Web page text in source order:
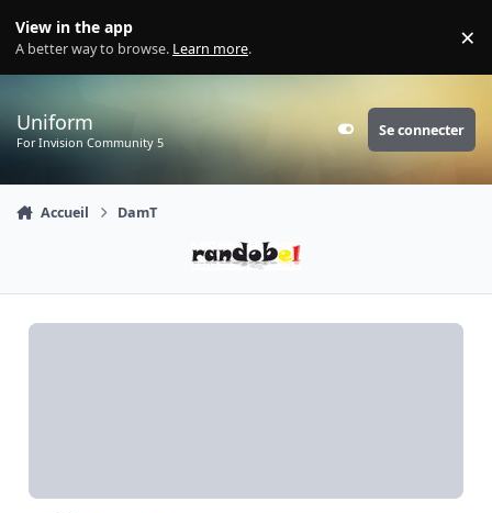
View in the app
A better way to browse. Learn more. ×
Uniform
For Invision Community 5 Customizer
Se connecter
Accueil DamT